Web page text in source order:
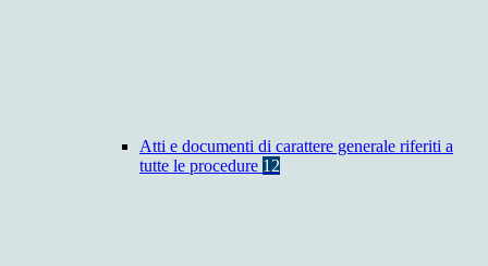
Atti e documenti di carattere generale riferiti a
tutte le procedure 12